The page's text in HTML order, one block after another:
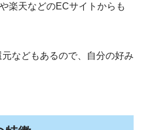
楽天などのECサイトからも
などもあるので、自分の好み